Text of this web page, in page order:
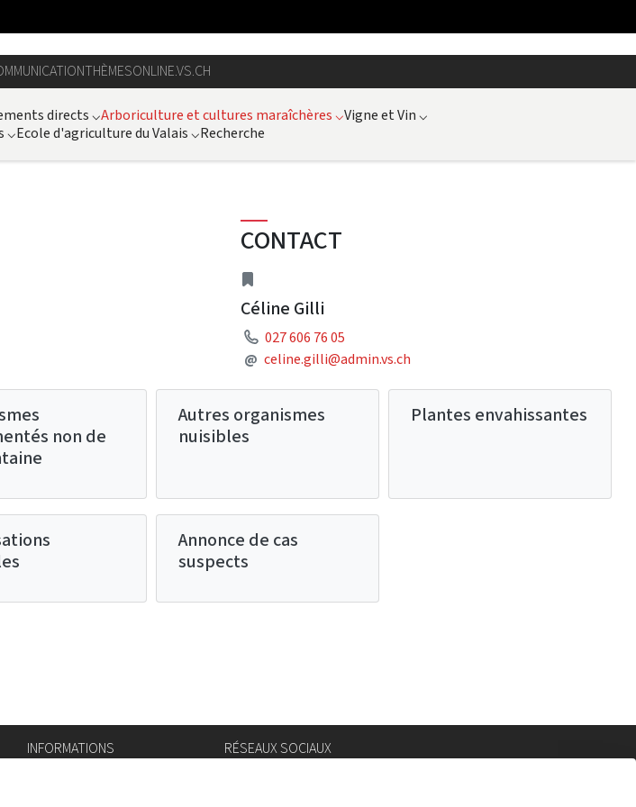
THÈMESONLINE.VS.CH
directs ⌵Arboriculture et cultures maraîchères ⌵Vigne et Vin ⌵
⌵Ecole d'agriculture du Valais ⌵Recherche
CONTACT
Céline Gilli
Téléphone
027 606 76 05
@ Adresse courriel
celine.gilli@admin.vs.ch
non de
Autres organismes
nuisibles
Plantes envahissantes
Annonce de cas
suspects
INFORMATIONS
RÉSEAUX SOCIAUX